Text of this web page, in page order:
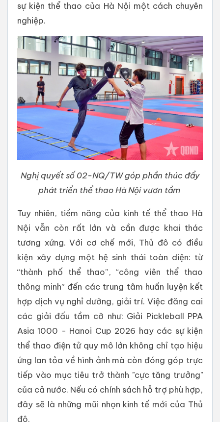
sự kiện thể thao của Hà Nội một cách chuyên
nghiệp.
Nghị quyết số 02-NQ/TW góp phần thúc đẩy
phát triển thể thao Hà Nội vươn tầm
Tuy nhiên, tiềm năng của kinh tế thể thao Hà
Nội vẫn còn rất lớn và cần được khai thác
tương xứng. Với cơ chế mới, Thủ đô có điều
kiện xây dựng một hệ sinh thái toàn diện: từ
“thành phố thể thao”, “công viên thể thao
thông minh” đến các trung tâm huấn luyện kết
hợp dịch vụ nghỉ dưỡng, giải trí. Việc đăng cai
các giải đấu tầm cỡ như: Giải Pickleball PPA
Asia 1000 - Hanoi Cup 2026 hay các sự kiện
thể thao điện tử quy mô lớn không chỉ tạo hiệu
ứng lan tỏa về hình ảnh mà còn đóng góp trực
tiếp vào mục tiêu trở thành "cực tăng trưởng"
của cả nước. Nếu có chính sách hỗ trợ phù hợp,
đây sẽ là những mũi nhọn kinh tế mới của Thủ
đô.